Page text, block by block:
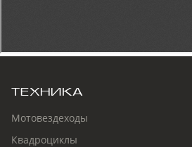
ТЕХНИКА
Мотовездеходы
Квадроциклы